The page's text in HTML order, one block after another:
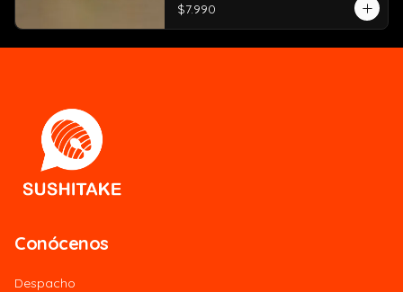
$7.990
Conócenos
Despacho